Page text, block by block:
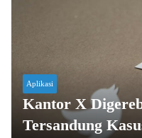
Aplikasi
Kantor X
Tersandung